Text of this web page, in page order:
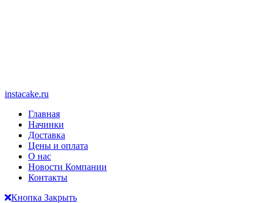
instacake.ru
Главная
Начинки
Доставка
Цены и оплата
О нас
Новости Компании
Контакты
Кнопка Закрыть